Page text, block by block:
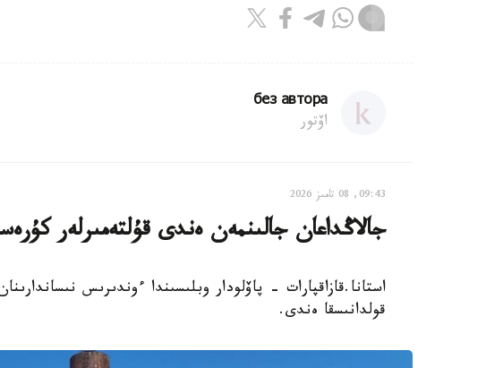
без автора
اۆتور
09:43, 08 تامىز 2026
جالاڭداعان جالىنمەن ەندى قۇلتەمىرلەر
استانا.قازاقپارات - پاۆلودار وبلىسىندا ءوندىرىس
قولدانىسقا ەندى.